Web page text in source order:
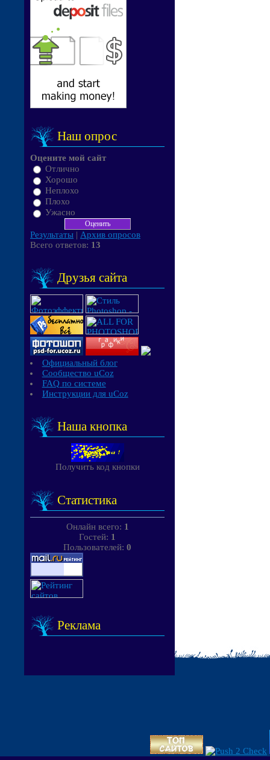
Наш опрос
Оцените мой сайт
Отлично
Хорошо
Неплохо
Плохо
Ужасно
Результаты | Архив опросов
Всего ответов: 13
Друзья сайта
Официальный блог
Сообщество uCoz
FAQ по системе
Инструкции для uCoz
Наша кнопка
Получить код кнопки
Статистика
Онлайн всего: 1
Гостей: 1
Пользователей: 0
Реклама